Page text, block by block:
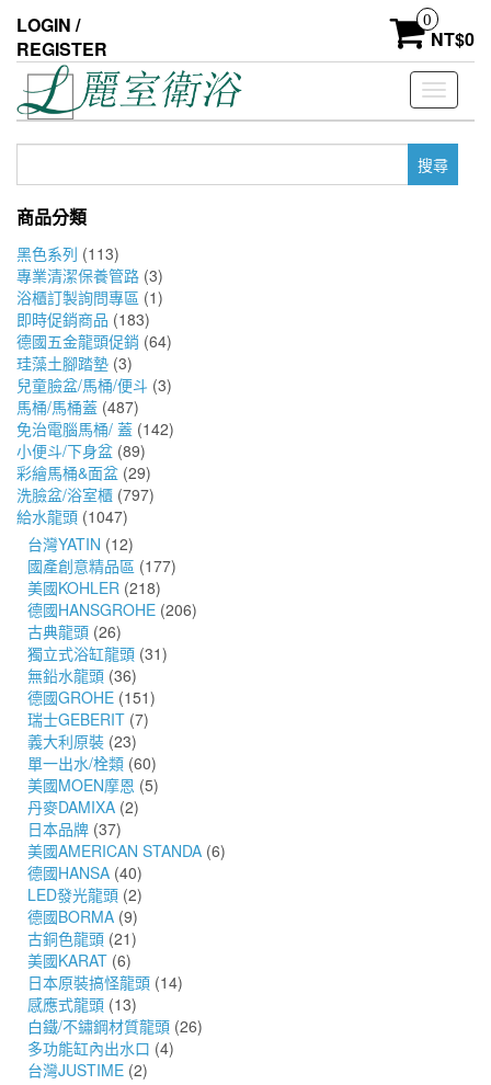
the
content
LOGIN /
REGISTER
0
NT$0
Toggle
鍵
商品分類
黑色系列 (113)
專業清潔保養管路 (3)
浴櫃訂製詢問專區 (1)
即時促銷商品 (183)
德國五金龍頭促銷 (64)
珪藻土腳踏墊 (3)
兒童臉盆/馬桶/便斗 (3)
馬桶/馬桶蓋 (487)
免治電腦馬桶/ 蓋 (142)
小便斗/下身盆 (89)
彩繪馬桶&面盆 (29)
洗臉盆/浴室櫃 (797)
給水龍頭 (1047)
台灣YATIN (12)
國產創意精品區 (177)
美國KOHLER (218)
德國HANSGROHE (206)
古典龍頭 (26)
獨立式浴缸龍頭 (31)
無鉛水龍頭 (36)
德國GROHE (151)
瑞士GEBERIT (7)
義大利原裝 (23)
單一出水/栓類 (60)
美國MOEN摩恩 (5)
丹麥DAMIXA (2)
日本品牌 (37)
美國AMERICAN STANDA (6)
德國HANSA (40)
LED發光龍頭 (2)
德國BORMA (9)
古銅色龍頭 (21)
美國KARAT (6)
日本原裝搞怪龍頭 (14)
感應式龍頭 (13)
白鐵/不鏽鋼材質龍頭 (26)
多功能缸內出水口 (4)
台灣JUSTIME (2)